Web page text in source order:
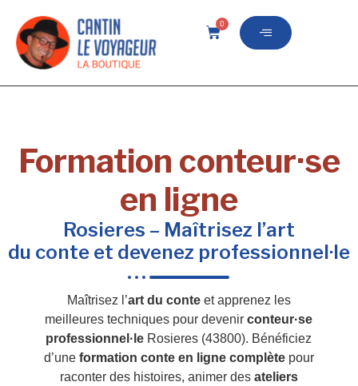
0
Formation conteur·se
en ligne
Rosieres – Maîtrisez l’art
du conte et devenez professionnel·le
Maîtrisez l’art du conteet apprenez les
meilleures techniques pour devenirconteur·se
professionnel·le Rosieres (43800). Bénéficiez
d’une formation conte en ligne complètepour
raconter des histoires, animer des ateliers